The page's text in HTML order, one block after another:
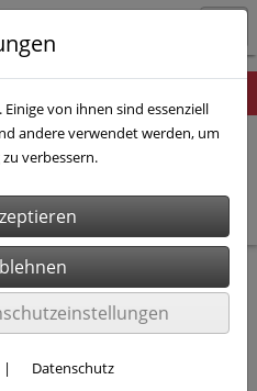
von ihnen sind essenziell
andere verwendet werden, um
verbessern.
| Datenschutz